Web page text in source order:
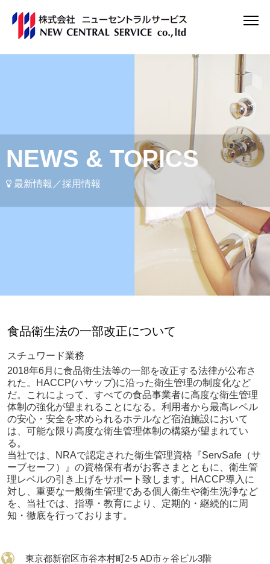
NEWS & TOPICS
最新情報／採用情報
食品衛生法の一部改正について
スチュワード業務
2018年6月に食品衛生法等の一部を改正する法律が公布さ
れた。HACCP(ハサップ)に沿った衛生管理の制度化など
だ。これによって、すべての食品事業者に高度な衛生管理
体制の強化が望まれることになる。利用者から最高レベル
の安心・安全を求められるホテルなど宿泊施設において
は、可能な限り高度な衛生管理体制の構築が望まれてい
る。
当社では、NRAで認定された衛生管理資格 『ServSafe（サ
ーブセーフ）』 の資格保有者がお客さまとともに、衛生管
理レベルの引き上げをサポート致します。HACCP導入に
対し、重要な一般衛生管理である個人衛生や衛生洗浄など
を、当社では、指導・教育により、定期的・継続的に周
知・徹底を行っております。
東京都新宿区市谷本村町2-5 AD市ヶ谷ビル3階